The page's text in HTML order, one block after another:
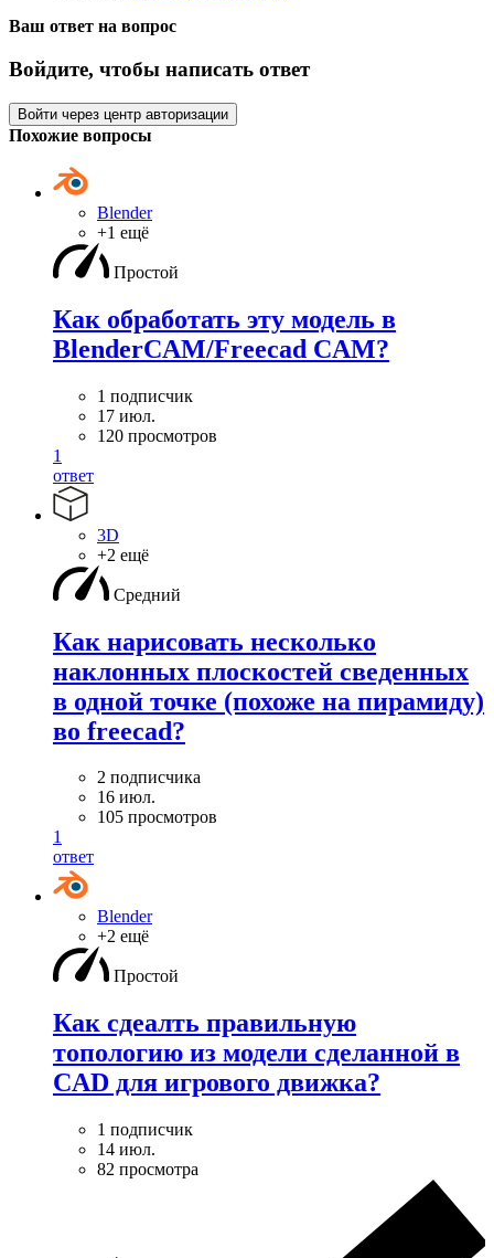
Ваш ответ на вопрос
Войдите, чтобы написать ответ
Войти через центр авторизации
Похожие вопросы
Blender
+1 ещё
Простой
Как обработать эту модель в
BlenderCAM/Freecad CAM?
1 подписчик
17 июл.
120 просмотров
1
ответ
3D
+2 ещё
Средний
Как нарисовать несколько
наклонных плоскостей сведенных
в одной точке (похоже на пирамиду)
во freecad?
2 подписчика
16 июл.
105 просмотров
1
ответ
Blender
+2 ещё
Простой
Как сдеалть правильную
топологию из модели сделанной в
CAD для игрового движка?
1 подписчик
14 июл.
82 просмотра